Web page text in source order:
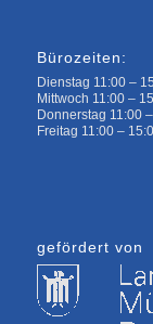
Bürozeiten:
Dienstag 11:00 –
Mittwoch 11:00 –
Donnerstag 11:00
Freitag 11:00 –
gefördert von